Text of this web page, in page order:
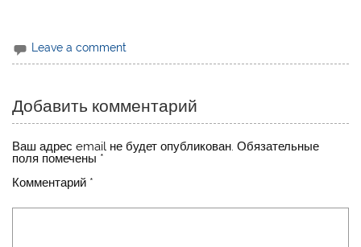
Leave a comment
Добавить комментарий
Ваш адрес email не будет опубликован. Обязательные
поля помечены *
Комментарий *